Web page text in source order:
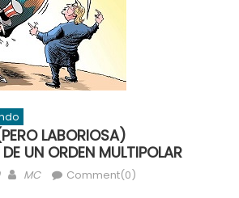
LABORIOSA)
UN ORDEN MULTIPOLAR
Author
MC Comment(0)